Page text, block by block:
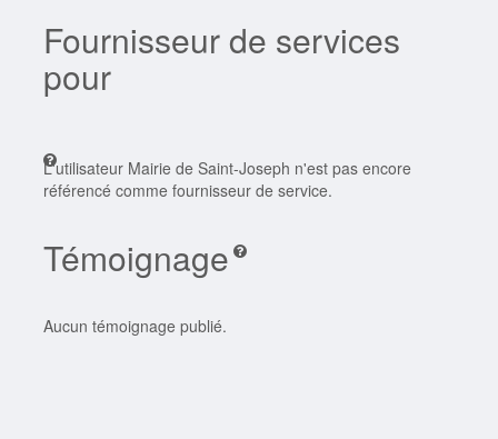
Fournisseur de services
pour
L'utilisateur Mairie de Saint-Joseph n'est pas encore
référencé comme fournisseur de service.
Témoignage
Aucun témoignage publié.